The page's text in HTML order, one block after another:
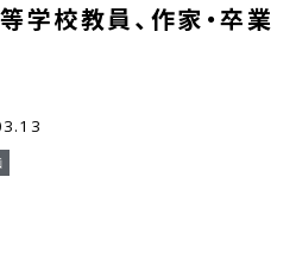
学校教員、作家・卒業